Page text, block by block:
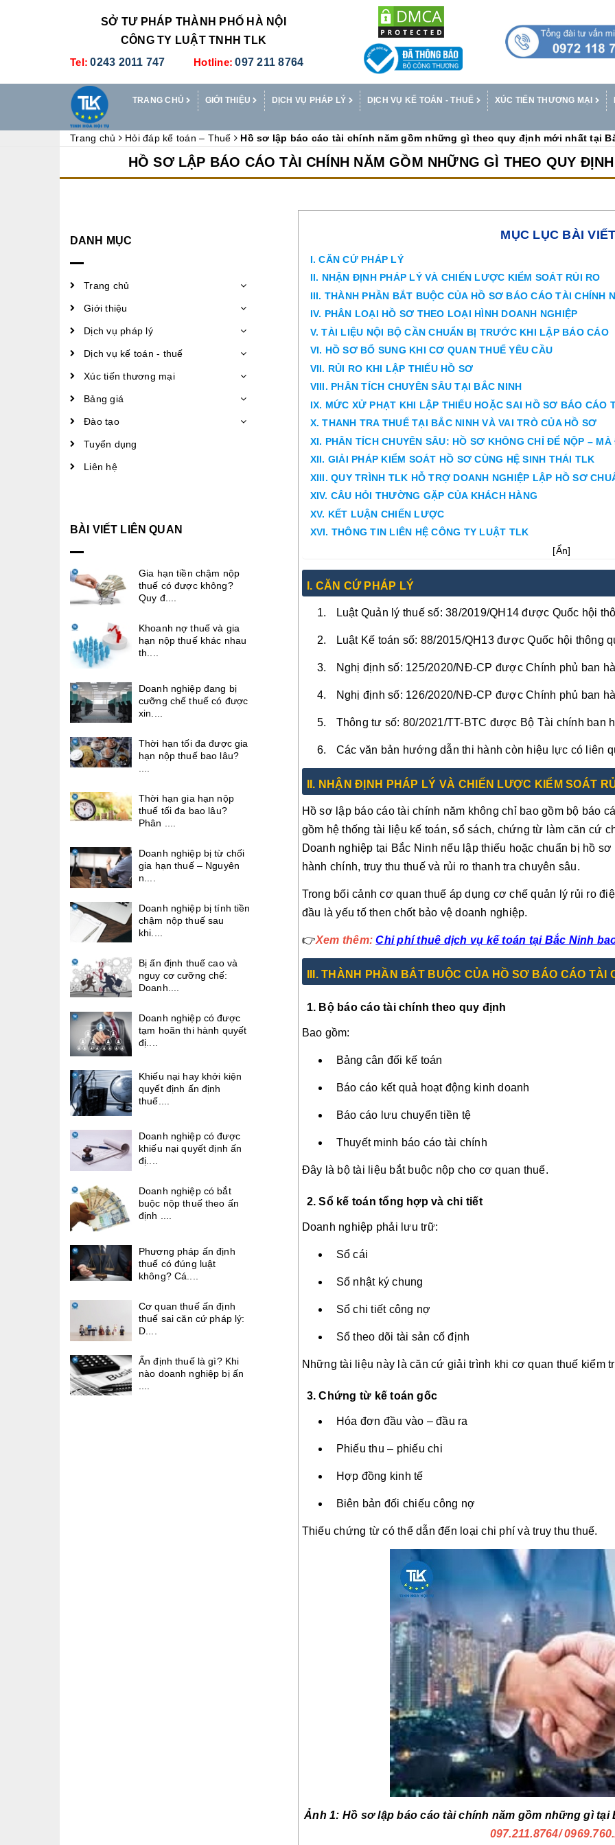
SỞ TƯ PHÁP THÀNH PHỐ HÀ NỘI
CÔNG TY LUẬT TNHH TLK
Tel: 0243 2011 747 Hotline: 097 211 8764
TRANG CHỦ GIỚI THIỆU DỊCH VỤ PHÁP LÝ DỊCH VỤ KẾ TOÁN - THUẾ XÚC TIẾN THƯƠNG MẠI
Trang chủ Hỏi đáp kế toán – Thuế Hồ sơ lập báo cáo tài chính năm gồm những gì theo quy định mới nhất tại
HỒ SƠ LẬP BÁO CÁO TÀI CHÍNH NĂM GỒM NHỮNG GÌ THEO QUY
MỤC LỤC BÀI
I. CĂN CỨ PHÁP LÝ
II. NHẬN ĐỊNH PHÁP LÝ VÀ CHIẾN LƯỢC KIỂM SOÁT RỦI RO
III. THÀNH PHẦN BẮT BUỘC CỦA HỒ SƠ BÁO CÁO TÀI CHÍNH
IV. PHÂN LOẠI HỒ SƠ THEO LOẠI HÌNH DOANH NGHIỆP
V. TÀI LIỆU NỘI BỘ CẦN CHUẨN BỊ TRƯỚC KHI LẬP BÁO CÁO
VI. HỒ SƠ BỔ SUNG KHI CƠ QUAN THUẾ YÊU CẦU
VII. RỦI RO KHI LẬP THIẾU HỒ SƠ
VIII. PHÂN TÍCH CHUYÊN SÂU TẠI BẮC NINH
IX. MỨC XỬ PHẠT KHI LẬP THIẾU HOẶC SAI HỒ SƠ BÁO CÁO
X. THANH TRA THUẾ TẠI BẮC NINH VÀ VAI TRÒ CỦA HỒ SƠ
XI. PHÂN TÍCH CHUYÊN SÂU: HỒ SƠ KHÔNG CHỈ ĐỂ NỘP –
XII. GIẢI PHÁP KIỂM SOÁT HỒ SƠ CÙNG HỆ SINH THÁI TLK
XIII. QUY TRÌNH TLK HỖ TRỢ DOANH NGHIỆP LẬP HỒ SƠ
XIV. CÂU HỎI THƯỜNG GẶP CỦA KHÁCH HÀNG
XV. KẾT LUẬN CHIẾN LƯỢC
XVI. THÔNG TIN LIÊN HỆ CÔNG TY LUẬT TLK
[Ẩn]
I. CĂN CỨ PHÁP LÝ
Luật Quản lý thuế số: 38/2019/QH14 được Quốc hội
Luật Kế toán số: 88/2015/QH13 được Quốc hội thông
Nghị định số: 125/2020/NĐ-CP được Chính phủ ban
Nghị định số: 126/2020/NĐ-CP được Chính phủ ban
Thông tư số: 80/2021/TT-BTC được Bộ Tài chính ban
Các văn bản hướng dẫn thi hành còn hiệu lực có liên
I. NHẬN ĐỊNH PHÁP LÝ VÀ CHIẾN LƯỢC KIỂM SOÁT
Hồ sơ lập báo cáo tài chính năm không chỉ bao gồm bộ báo
gồm hệ thống tài liệu kế toán, sổ sách, chứng từ làm căn cứ
Doanh nghiệp tại Bắc Ninh nếu lập thiếu hoặc chuẩn bị hồ
hành chính, truy thu thuế và rủi ro thanh tra chuyên sâu.
Trong bối cảnh cơ quan thuế áp dụng cơ chế quản lý rủi ro
đầu là yếu tố then chốt bảo vệ doanh nghiệp.
👉Xem thêm: Chi phí thuê dịch vụ kế toán tại Bắc Ninh
. THÀNH PHẦN BẮT BUỘC CỦA HỒ SƠ BÁO CÁO TÀI
1. Bộ báo cáo tài chính theo quy định
Bao gồm:
Bảng cân đối kế toán
Báo cáo kết quả hoạt động kinh doanh
Báo cáo lưu chuyển tiền tệ
Thuyết minh báo cáo tài chính
Đây là bộ tài liệu bắt buộc nộp cho cơ quan thuế.
2. Sổ kế toán tổng hợp và chi tiết
Doanh nghiệp phải lưu trữ:
Sổ cái
Sổ nhật ký chung
Sổ chi tiết công nợ
Sổ theo dõi tài sản cố định
Những tài liệu này là căn cứ giải trình khi cơ quan thuế kiểm
3. Chứng từ kế toán gốc
Hóa đơn đầu vào – đầu ra
Phiếu thu – phiếu chi
Hợp đồng kinh tế
Biên bản đối chiếu công nợ
Thiếu chứng từ có thể dẫn đến loại chi phí và truy thu thuế.
Ảnh 1: Hồ sơ lập báo cáo tài chính năm gồm những gì
097.211.8764/
DANH MỤC
Trang chủ
Giới thiệu
Dịch vụ pháp lý
Dịch vụ kế toán - thuế
Xúc tiến thương mại
Bảng giá
Đào tạo
Tuyển dụng
Liên hệ
BÀI VIẾT LIÊN QUAN
Gia hạn tiền chậm nộp
thuế có được không?
Quy đ....
Khoanh nợ thuế và gia
hạn nộp thuế khác nhau
th....
Doanh nghiệp đang bị
cưỡng chế thuế có được
xin....
Thời hạn tối đa được gia
hạn nộp thuế bao lâu?
Thời hạn gia hạn nộp
thuế tối đa bao lâu?
Phân ....
Doanh nghiệp bị từ chối
gia hạn thuế – Nguyên
n....
Doanh nghiệp bị tính tiền
chậm nộp thuế sau
khi....
Bị ấn định thuế cao và
nguy cơ cưỡng chế:
Doanh....
Doanh nghiệp có được
tạm hoãn thi hành quyết
đị....
Khiếu nại hay khởi kiện
quyết định ấn định
thuế....
Doanh nghiệp có được
khiếu nại quyết định ấn
đị....
Doanh nghiệp có bắt
buộc nộp thuế theo ấn
định ....
Phương pháp ấn định
thuế có đúng luật
không? Cá....
Cơ quan thuế ấn định
thuế sai căn cứ pháp lý:
D....
Ấn định thuế là gì? Khi
nào doanh nghiệp bị ấn